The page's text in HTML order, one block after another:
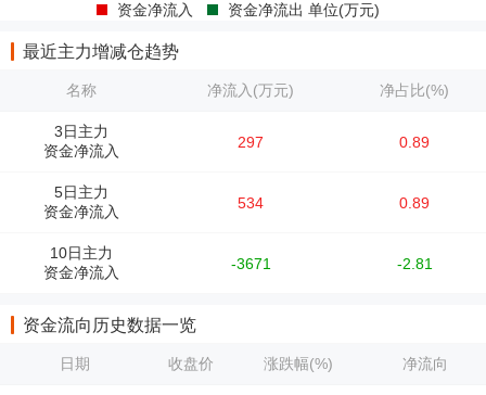
资金净流入 资金净流出 单位(万元)
最近主力增减仓趋势
名称 净流入(万元) 净占比(%)
3日主力
资金净流入
297 0.89
5日主力
资金净流入
534 0.89
10日主力
资金净流入
-3671 -2.81
资金流向历史数据一览
日期 收盘价 涨跌幅(%) 净流向